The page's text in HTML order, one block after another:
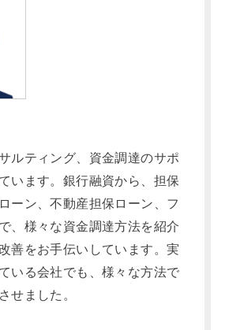
ルティング、資金調達のサポ
います。銀行融資から、担保
ーン、不動産担保ローン、フ
、様々な資金調達方法を紹介
善をお手伝いしています。実
いる会社でも、様々な方法で
せました。